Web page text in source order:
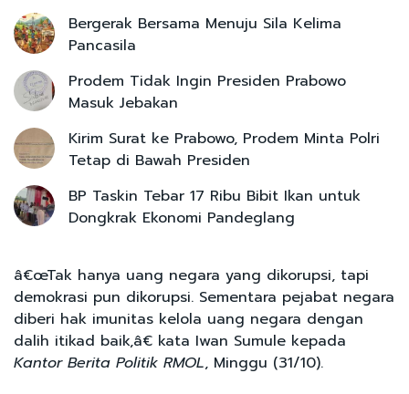
Bergerak Bersama Menuju Sila Kelima
Pancasila
Prodem Tidak Ingin Presiden Prabowo
Masuk Jebakan
Kirim Surat ke Prabowo, Prodem Minta Polri
Tetap di Bawah Presiden
BP Taskin Tebar 17 Ribu Bibit Ikan untuk
Dongkrak Ekonomi Pandeglang
â€œTak hanya uang negara yang dikorupsi, tapi
demokrasi pun dikorupsi. Sementara pejabat negara
diberi hak imunitas kelola uang negara dengan
dalih itikad baik,â€ kata Iwan Sumule kepada
Kantor Berita Politik RMOL, Minggu (31/10).